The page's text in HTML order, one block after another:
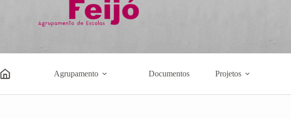
Agrupamento Documentos Projetos